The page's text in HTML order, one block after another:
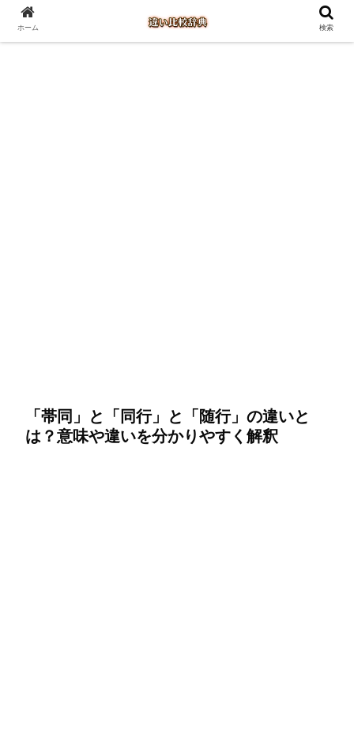
「帯同」と「同行」と「随行」の違いと
は？意味や違いを分かりやすく解釈
ホーム 検索